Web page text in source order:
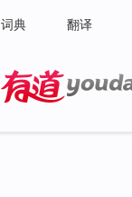
词典 翻译